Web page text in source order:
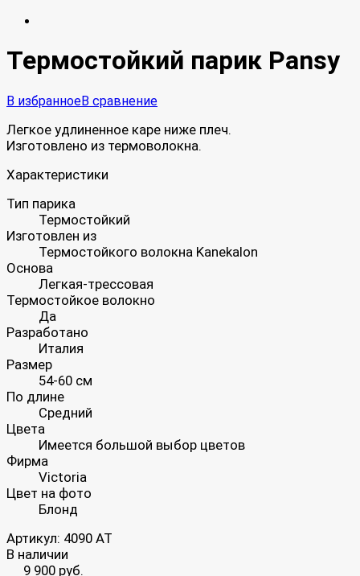
Термостойкий парик Pansy
В избранноеВ сравнение
Легкое удлиненное каре ниже плеч.
Изготовлено из термоволокна.
Характеристики
Тип парика
Термостойкий
Изготовлен из
Термостойкого волокна Kanekalon
Основа
Легкая-трессовая
Термостойкое волокно
Да
Разработано
Италия
Размер
54-60 см
По длине
Средний
Цвета
Имеется большой выбор цветов
Фирма
Victoria
Цвет на фото
Блонд
Артикул: 4090 AT
В наличии
9 900 руб.